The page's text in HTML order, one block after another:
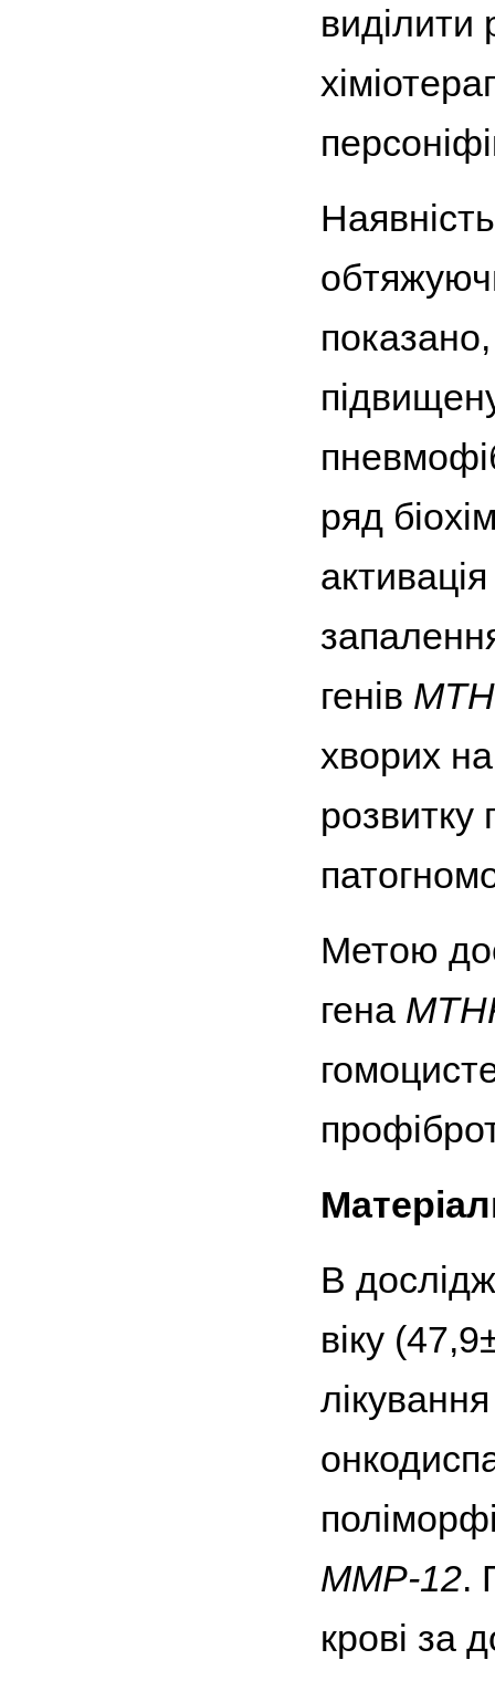
виділити
ряд
генів
хворих
розвитку
Метою
гена
В
віку
MMP-12.
крові за